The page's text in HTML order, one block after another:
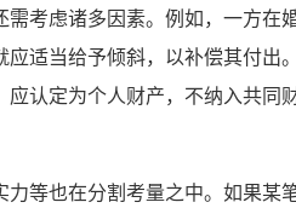
考虑诸多因素。例如，一方在
适当给予倾斜，以补偿其付出
认定为个人财产，不纳入共同
等也在分割考量之中。如果某